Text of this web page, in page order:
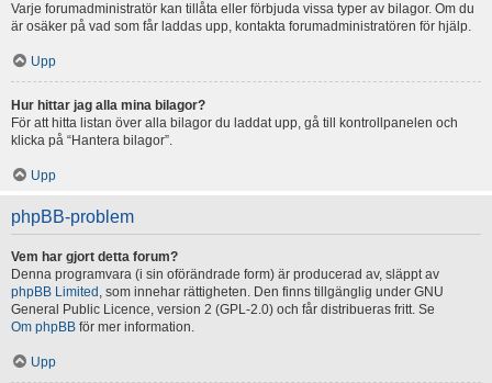
Varje forumadministratör kan tillåta eller förbjuda vissa typer av bilagor. Om du
är osäker på vad som får laddas upp, kontakta forumadministratören för hjälp.
Upp
Hur hittar jag alla mina bilagor?
För att hitta listan över alla bilagor du laddat upp, gå till kontrollpanelen och
klicka på “Hantera bilagor”.
Upp
phpBB-problem
Vem har gjort detta forum?
Denna programvara (i sin oförändrade form) är producerad av, släppt av
phpBB Limited , som innehar rättigheten. Den finns tillgänglig under GNU
General Public Licence, version 2 (GPL-2.0) och får distribueras fritt. Se
Om phpBB för mer information.
Upp